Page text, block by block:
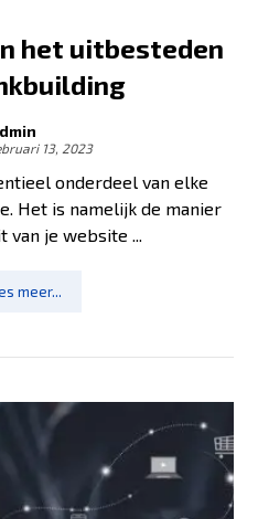
het uitbesteden
13, 2023
onderdeel van elke
Het is namelijk de manier
van je website ...
meer...